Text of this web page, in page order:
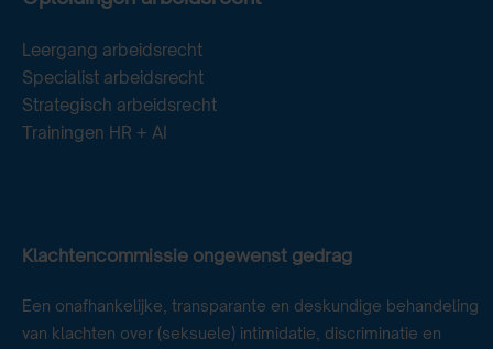
Leergang arbeidsrecht
Specialist arbeidsrecht
Strategisch arbeidsrecht
Trainingen HR + AI
Klachtencommissie ongewenst gedrag
Een onafhankelijke, transparante en deskundige behandeling
van klachten over (seksuele) intimidatie, discriminatie en